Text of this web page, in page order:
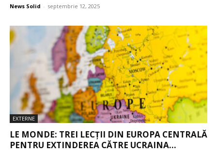
News Solid - septembrie 12, 2025
EXTERNE
LE MONDE: TREI LECȚII DIN EUROPA CENTRALĂ
PENTRU EXTINDEREA CĂTRE UCRAINA...